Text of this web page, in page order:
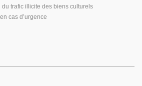
du trafic illicite des biens culturels
cas d’urgence